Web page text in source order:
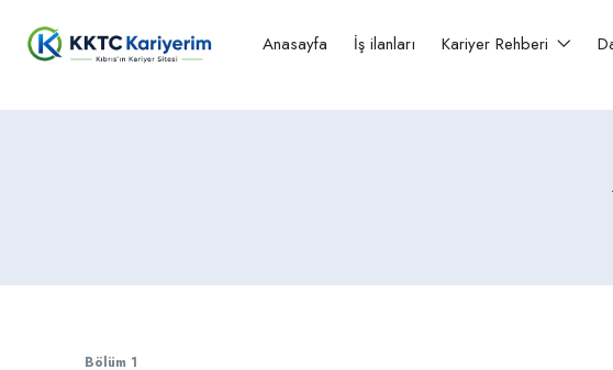
Anasayfa İş ilanları Kariyer Rehberi
Bölüm 1